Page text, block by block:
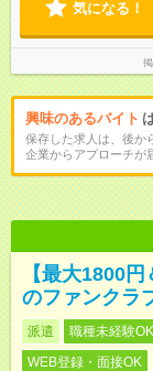
気になる！
興味のあるバイト
保存した求人は、後か
企業からアプローチが
【最大1800
のファンクラ
派遣 職種未経験OK
WEB登録・面接OK